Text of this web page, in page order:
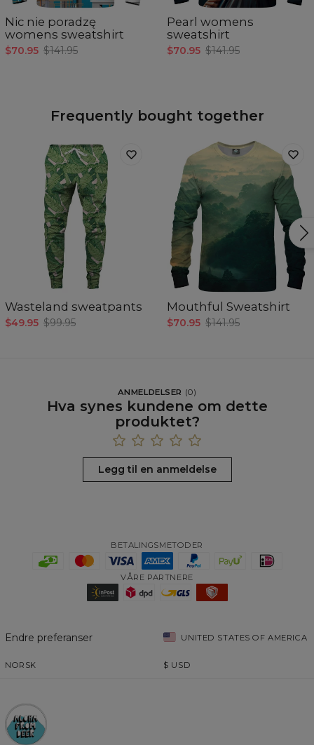
Nic nie poradzę
womens sweatshirt
$70.95 $141.95
Pearl womens
sweatshirt
$70.95 $141.95
Frequently bought together
Wasteland sweatpants
$49.95 $99.95
Mouthful Sweatshirt
$70.95 $141.95
ANMELDELSER (0)
Hva synes kundene om dette
produktet?
Legg til en anmeldelse
BETALINGSMETODER
VÅRE PARTNERE
Endre preferanser UNITED STATES OF AMERICA
NORSK $ USD